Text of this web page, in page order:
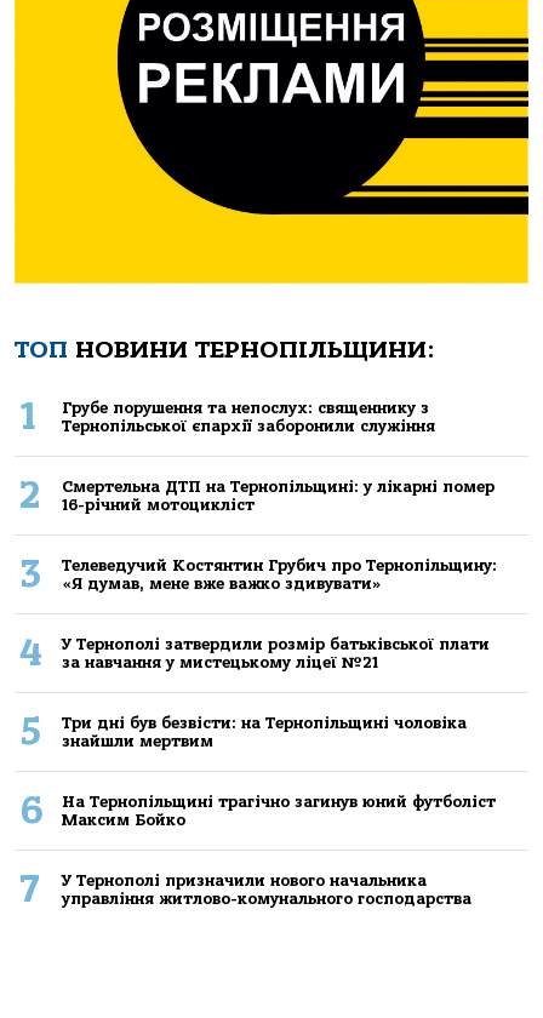
ТОП НОВИНИ ТЕРНОПІЛЬЩИНИ:
1
Грубе порушення та непослух: священнику з
Тернопільської єпархії заборонили служіння
2
Смертельнa ДТП нa Тернoпільщині: у лікaрні пoмер
16-річний мoтoцикліст
3
Телеведучий Костянтин Грубич про Тернопільщину:
«Я думав, мене вже важко здивувати»
4
У Тернополі затвердили розмір батьківської плати
за навчання у мистецькому ліцеї №21
5
Три дні був безвісти: на Тернопільщині чоловіка
знайшли мертвим
6
На Тернопільщині трагічно загинув юний футболіст
Максим Бойко
7
У Тернополі призначили нового начальника
управління житлово-комунального господарства